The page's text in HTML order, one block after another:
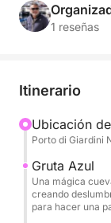
momentos
impresionantes.
acogedores:
camarotes
ocho
privacidad y
El corazón
1 reseñas
Itinerario
Ubicación
Porto di Giardini
Gruta Azul
Una mágica
creando
para hacer una